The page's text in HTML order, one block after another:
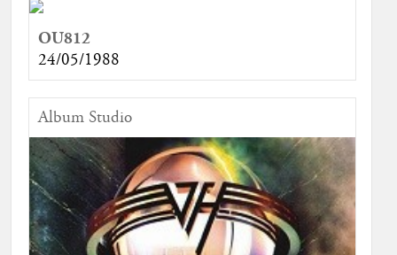
OU812
24/05/1988
Album Studio